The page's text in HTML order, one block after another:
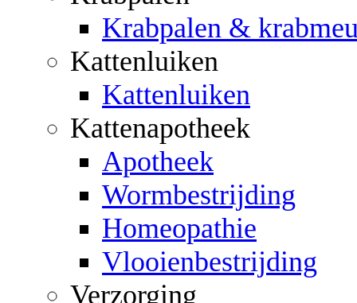
Krabpalen &
Kattenluiken
Kattenluiken
Kattenapotheek
Apotheek
Wormbestrijding
Homeopathie
Vlooienbestrijding
Verzorging